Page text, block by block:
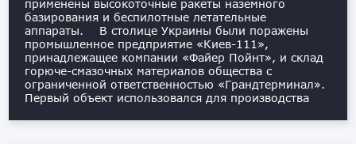
применены высокоточные ракеты наземного
базирования и беспилотные летательные
аппараты. В столице Украины были поражены
промышленное предприятие «Киев-111»,
принадлежащее компании «Файер Пойнт», и склад
горюче-смазочных материалов общества с
ограниченной ответственностью «Грандтерминал».
Первый объект использовался для производства